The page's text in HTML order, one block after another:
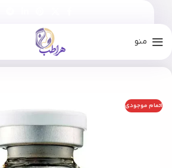
منو
استایوی
اتمام موجودی